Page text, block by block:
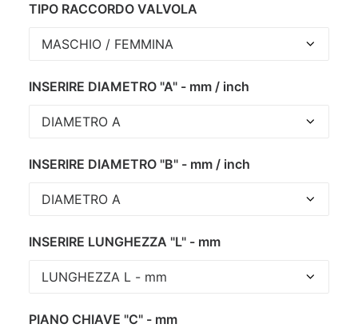
TIPO RACCORDO VALVOLA
INSERIRE DIAMETRO "A" - mm / inch
INSERIRE DIAMETRO "B" - mm / inch
INSERIRE LUNGHEZZA "L" - mm
PIANO CHIAVE "C" - mm